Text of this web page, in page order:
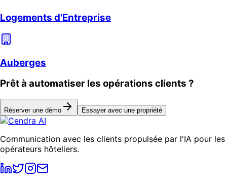
Logements d'Entreprise
Auberges
Prêt à automatiser les opérations clients ?
Réserver une démo Essayer avec une propriété
Communication avec les clients propulsée par l'IA pour les
opérateurs hôteliers.